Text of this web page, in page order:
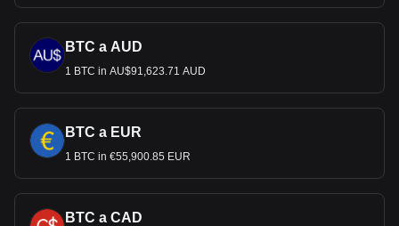
BTC a AUD
1 BTC in AU$91,623.71 AUD
BTC a EUR
1 BTC in €55,900.85 EUR
BTC a CAD